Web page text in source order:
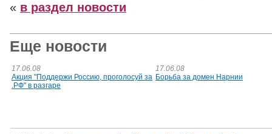
« в раздел новости
Еще новости
17.06.08
Акция "Поддержи Россию, проголосуй за
.РФ" в разгаре
17.06.08
Борьба за домен Нарнии